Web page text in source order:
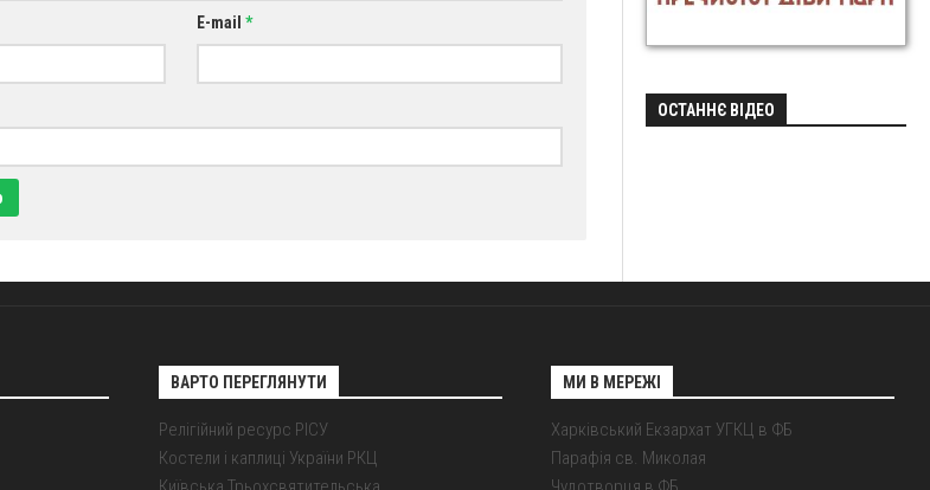
E-mail *
ОСТАННЄ ВІДЕО
ВАРТО ПЕРЕГЛЯНУТИ
Релігійний ресурс РІСУ
Костели і каплиці України РКЦ
МИ В МЕРЕЖІ
Харківський Екзархат УГКЦ в ФБ
Парафія св. Миколая